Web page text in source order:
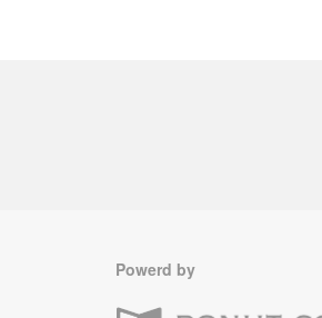
Powerd by